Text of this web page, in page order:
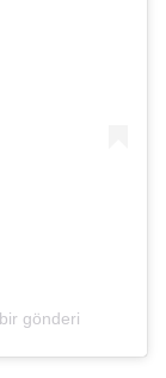
gönderi